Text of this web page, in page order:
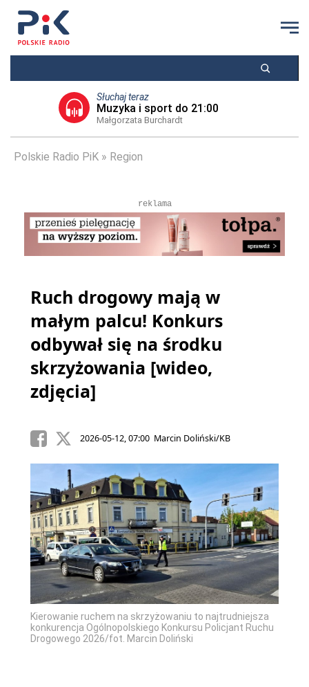
Słuchaj teraz
Muzyka i sport do 21:00
Małgorzata Burchardt
Polskie Radio PiK Region
reklama
Ruch drogowy mają w
małym palcu! Konkurs
odbywał się na środku
skrzyżowania [wideo,
zdjęcia]
2026-05-12, 07:00 Marcin Doliński/KB
Kierowanie ruchem na skrzyżowaniu to najtrudniejsza
konkurencja Ogólnopolskiego Konkursu Policjant Ruchu
Drogowego 2026/fot. Marcin Doliński